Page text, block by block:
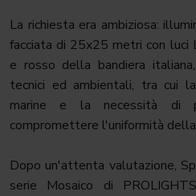
La richiesta era ambiziosa:
facciata di 25x25 metri con luci
e rosso della bandiera
tecnici ed ambientali, tra cui
marine e la necessità di
compromettere l'uniformità
Dopo un'attenta valutazione,
serie Mosaico di